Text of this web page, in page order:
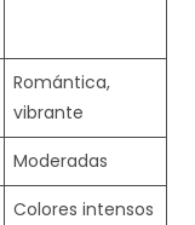
Romántica,
vibrante
Moderadas
Colores intensos